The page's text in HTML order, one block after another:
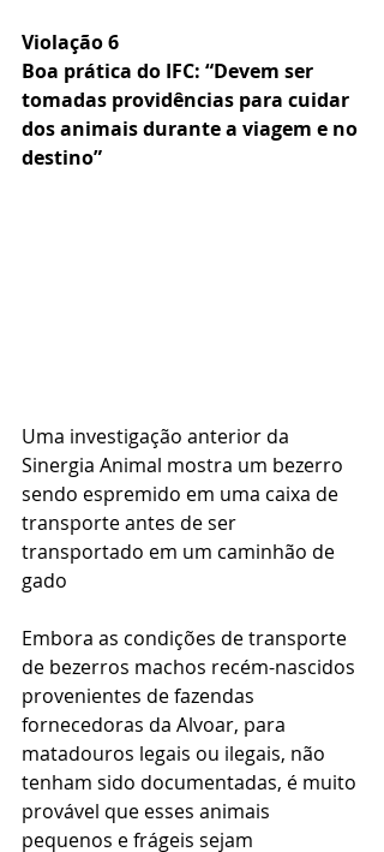
Violação 6
Boa prática do IFC: “Devem ser
tomadas providências para cuidar
dos animais durante a viagem e no
destino”
Uma investigação anterior da
Sinergia Animal mostra um bezerro
sendo espremido em uma caixa de
transporte antes de ser
transportado em um caminhão de
gado
Embora as condições de transporte
de bezerros machos recém-nascidos
provenientes de fazendas
fornecedoras da Alvoar, para
matadouros legais ou ilegais, não
tenham sido documentadas, é muito
provável que esses animais
pequenos e frágeis sejam